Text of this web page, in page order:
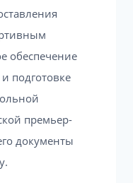
обеспечение
подготовке
премьер-
документы